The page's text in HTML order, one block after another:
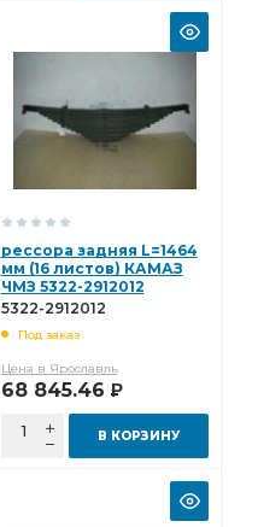
рессора задняя L=1464
мм (16 листов) КАМАЗ
ЧМЗ 5322-2912012
5322-2912012
Под заказ
Цена в Ярославль
68 845.46 Р
В КОРЗИНУ